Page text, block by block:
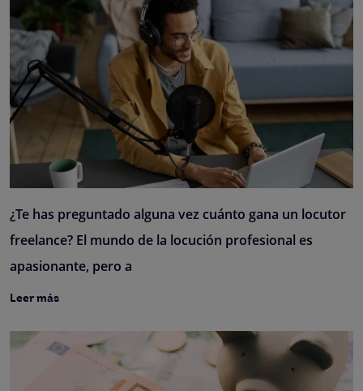
¿Te has preguntado alguna vez cuánto gana un locutor
freelance? El mundo de la locución profesional es
apasionante, pero a
Leer más